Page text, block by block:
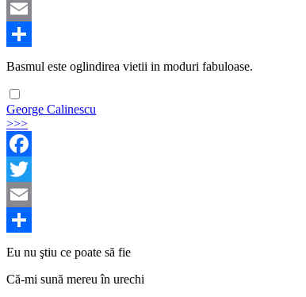
Twitter
Email
Share
Basmul este oglindirea vietii in moduri fabuloase.
George Calinescu
>>>
Facebook
Twitter
Email
Share
Eu nu ştiu ce poate să fie
Că-mi sună mereu în urechi